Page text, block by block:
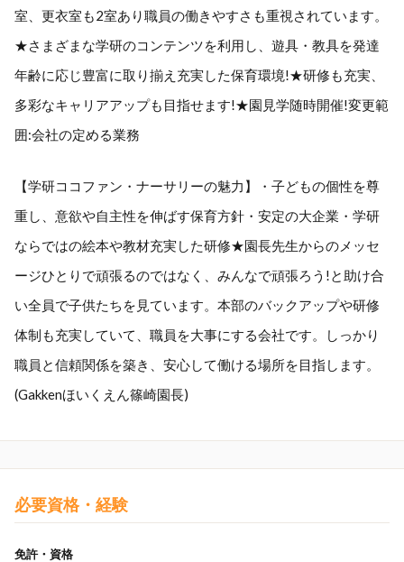
室、更衣室も2室あり職員の働きやすさも重視されています。
★さまざまな学研のコンテンツを利用し、遊具・教具を発達
年齢に応じ豊富に取り揃え充実した保育環境!★研修も充実、
多彩なキャリアアップも目指せます!★園見学随時開催!変更範
囲:会社の定める業務
【学研ココファン・ナーサリーの魅力】・子どもの個性を尊
重し、意欲や自主性を伸ばす保育方針・安定の大企業・学研
ならではの絵本や教材充実した研修★園長先生からのメッセ
ージひとりで頑張るのではなく、みんなで頑張ろう!と助け合
い全員で子供たちを見ています。本部のバックアップや研修
体制も充実していて、職員を大事にする会社です。しっかり
職員と信頼関係を築き、安心して働ける場所を目指します。
(Gakkenほいくえん篠崎園長)
必要資格・経験
免許・資格